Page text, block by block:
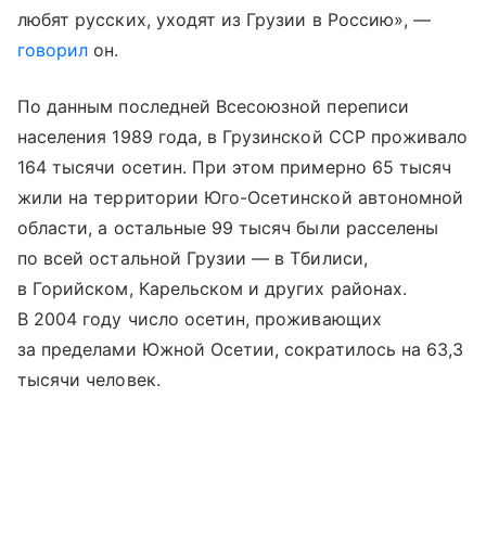
любят русских, уходят из Грузии в Россию», —
говорил он.
По данным последней Всесоюзной переписи
населения 1989 года, в Грузинской ССР проживало
164 тысячи осетин. При этом примерно 65 тысяч
жили на территории Юго-Осетинской автономной
области, а остальные 99 тысяч были расселены
по всей остальной Грузии — в Тбилиси,
в Горийском, Карельском и других районах.
В 2004 году число осетин, проживающих
за пределами Южной Осетии, сократилось на 63,3
тысячи человек.